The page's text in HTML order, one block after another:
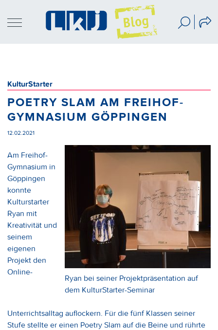
KulturStarter
POETRY SLAM AM FREIHOF-
GYMNASIUM GÖPPINGEN
12.02.2021
Ryan bei seiner Projektpräsentation auf
dem KulturStarter-Seminar
Am Freihof-
Gymnasium in
Göppingen
konnte
Kulturstarter
Ryan mit
Kreativität und
seinem
eigenen
Projekt den
Online-
Unterrichtsalltag auflockern. Für die fünf Klassen seiner
Stufe stellte er einen Poetry Slam auf die Beine und rührte